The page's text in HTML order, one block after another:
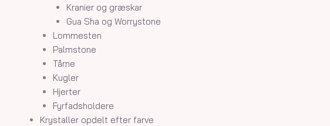
Kranier og græskar
Gua Sha og Worrystone
Lommesten
Palmstone
Tårne
Kugler
Hjerter
Fyrfadsholdere
Krystaller opdelt efter farve